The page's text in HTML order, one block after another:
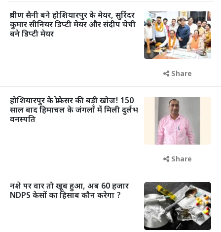
प्रवीण सैनी बने होशियारपुर के मेयर, सुरिंदर
कुमार सीनियर डिप्टी मेयर और संदीप चेची
बने डिप्टी मेयर
Share
होशियारपुर के प्रोफेसर की बड़ी खोज! 150
साल बाद हिमाचल के जंगलों में मिली दुर्लभ
वनस्पति
Share
नशे पर वार तो खूब हुआ, अब 60 हजार
NDPS केसों का हिसाब कौन करेगा ?